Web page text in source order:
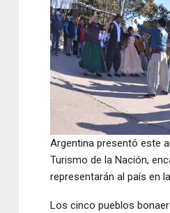
Argentina presentó este
Turismo de la Nación,
representarán al país en
Los cinco pueblos